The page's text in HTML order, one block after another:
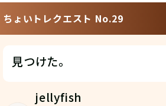
ちょいトレクエスト No.29
見つけた。
jellyfish